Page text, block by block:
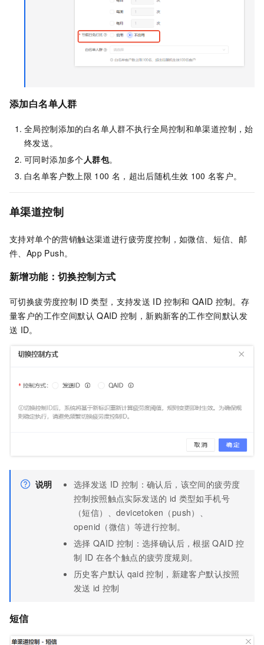
添加白名单人群
全局控制添加的白名单人群不执行全局控制和单渠道控制，始
终发送。
可同时添加多个 人群包。
白名单客户数上限 100 名，超出后随机生效 100 名客户。
单渠道控制
支持对单个的营销触达渠道进行疲劳度控制，如微信、短信、邮
件、App Push。
新增功能：切换控制方式
可切换疲劳度控制 ID 类型，支持发送 ID 控制和 QAID 控制。存
量客户的工作空间默认 QAID 控制，新购新客的工作空间默认发
送 ID。
说明 选择发送 ID 控制：确认后，该空间的疲劳度
控制按照触点实际发送的 id 类型如手机号
（短信）、devicetoken（push）、
openid（微信）等进行控制。
选择 QAID 控制：选择确认后，根据 QAID 控
制 ID 在各个触点的疲劳度规则。
历史客户默认 qaid 控制，新建客户默认按照
发送 id 控制
短信